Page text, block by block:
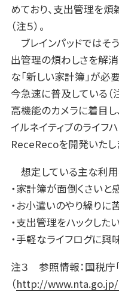
めており、支出管理を
（注５）。
ブレインパッドではそ
出管理の煩わしさを解消
な「新しい家計簿」が必
今急速に普及している（
高機能のカメラに着目し
イルネイティブのライフ
ReceRecoを開発いたし
想定している主な利用
・家計簿が面倒くさいと
・お小遣いのやり繰りに
・支出管理をハックした
・手軽なライフログに興
注３ 参照情報：国税庁
（http://